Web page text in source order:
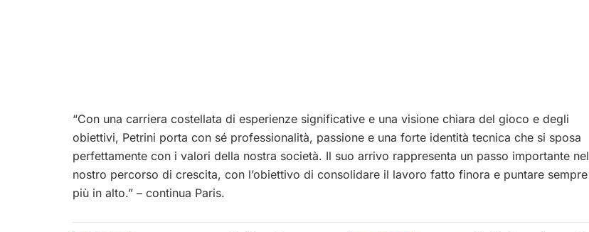
“Con una carriera costellata di esperienze significative e una visione chiara del gioco e degli
obiettivi, Petrini porta con sé professionalità, passione e una forte identità tecnica che si sposa
perfettamente con i valori della nostra società. Il suo arrivo rappresenta un passo importante nel
nostro percorso di crescita, con l’obiettivo di consolidare il lavoro fatto finora e puntare sempre
più in alto.” – continua Paris.